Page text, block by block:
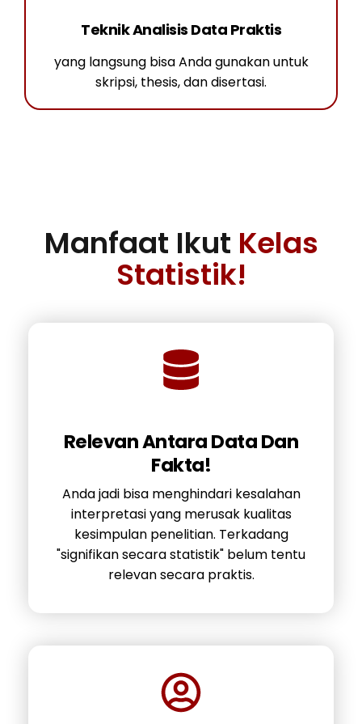
Teknik Analisis Data Praktis
yang langsung bisa Anda gunakan untuk
skripsi, thesis, dan disertasi.
Manfaat Ikut Kelas
Statistik!
Relevan Antara Data Dan
Fakta!
Anda jadi bisa menghindari kesalahan
interpretasi yang merusak kualitas
kesimpulan penelitian. Terkadang
"signifikan secara statistik" belum tentu
relevan secara praktis.